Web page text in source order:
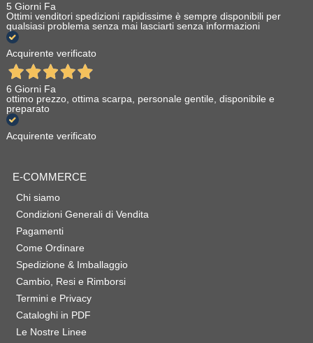
5 Giorni Fa
Ottimi venditori spedizioni rapidissime è sempre disponibili per
qualsiasi problema senza mai lasciarti senza informazioni
Acquirente verificato
6 Giorni Fa
ottimo prezzo, ottima scarpa, personale gentile, disponibile e
preparato
Acquirente verificato
E-COMMERCE
Chi siamo
Condizioni Generali di Vendita
Pagamenti
Come Ordinare
Spedizione & Imballaggio
Cambio, Resi e Rimborsi
Termini e Privacy
Cataloghi in PDF
Le Nostre Linee